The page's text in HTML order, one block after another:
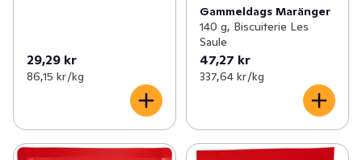
29,29 kr
86,15 kr /kg
Gammeldags Maränger
140 g, Biscuiterie Les
Saule
47,27 kr
337,64 kr /kg